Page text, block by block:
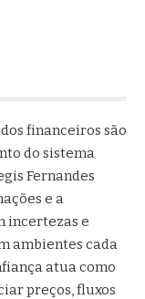
financeiros são
do sistema
Fernandes
e a
incertezas e
ambientes cada
atua como
preços, fluxos